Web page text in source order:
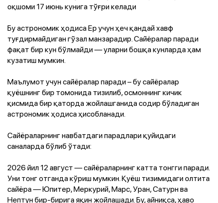
оқшоми17 июнькунига тўғри келади
Бу астрономик ҳодиса Ер учун ҳеч қандай хавф
туғдирмайдиган гўзал манзарадир. Сайёралар паради
фақат бир кун бўлмайди — уларни бошқа кунларда ҳам
кузатиш мумкин.
Маълумот учун сайёралар паради – бу сайёралар
қуёшнинг бир томонида тизилиб, осмоннинг кичик
қисмида бир қаторда жойлашганида содир бўладиган
астрономик ҳодиса ҳисобланади.
Сайёраларнинг навбатдаги парадлари қуйидаги
саналарда бўлиб ўтади:
2026 йил 12 август — сайёраларнинг катта тонгги паради.
Уни тонг отганда кўриш мумкин. Қуёш тизимидаги олтита
сайёра — Юпитер, Меркурий, Марс, Уран, Сатурн ва
Нептун бир-бирига яқин жойлашади. Бу, айниқса, ҳаво